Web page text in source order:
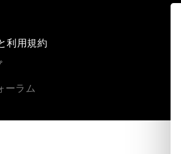
利用規約
ーラム